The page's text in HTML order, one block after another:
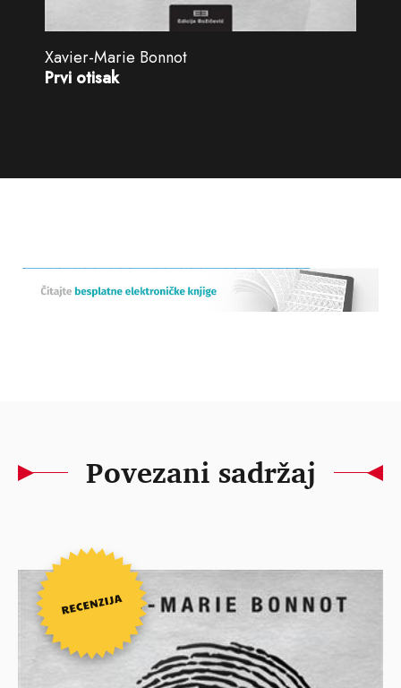
Xavier-Marie Bonnot
Prvi otisak
Povezani sadržaj